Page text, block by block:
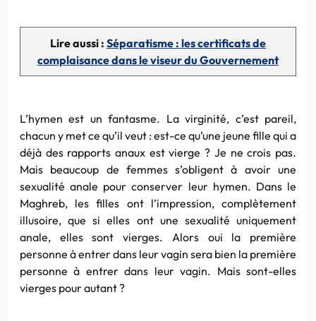
Lire aussi : Séparatisme : les certificats de
complaisance dans le viseur du Gouvernement
L’hymen est un fantasme. La virginité, c’est pareil,
chacun y met ce qu’il veut : est-ce qu’une jeune fille qui a
déjà des rapports anaux est vierge ? Je ne crois pas.
Mais beaucoup de femmes s’obligent à avoir une
sexualité anale pour conserver leur hymen. Dans le
Maghreb, les filles ont l’impression, complètement
illusoire, que si elles ont une sexualité uniquement
anale, elles sont vierges. Alors oui la première
personne à entrer dans leur vagin sera bien la première
personne à entrer dans leur vagin. Mais sont-elles
vierges pour autant ?